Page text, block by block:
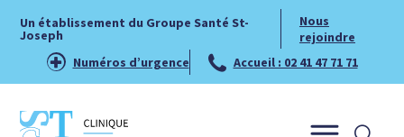
Un établissement du Groupe Santé St-
Joseph
Nous
rejoindre
Numéros d’urgence
Accueil : 02 41 47 71 71